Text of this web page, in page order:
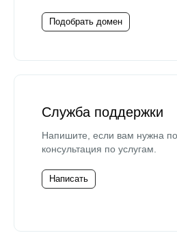
Подобрать домен
Служба поддержки
Напишите, если вам нужна
консультация по услугам.
Написать